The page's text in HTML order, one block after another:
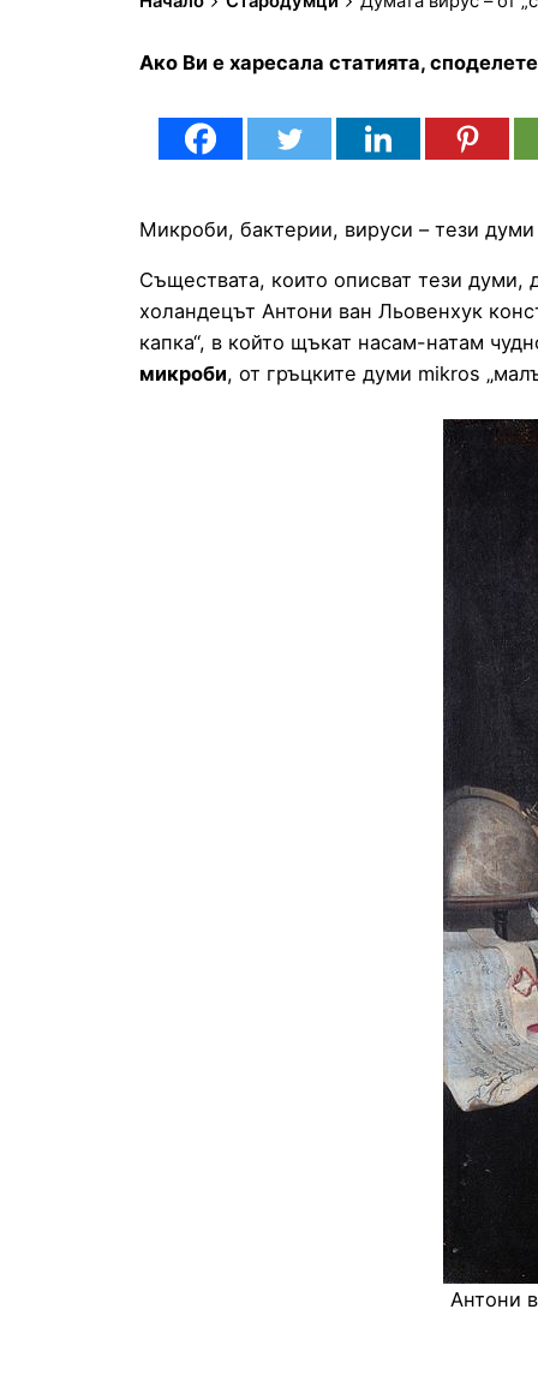
Ако Ви е харесала статията,
Микроби, бактерии, вируси – тези
Съществата, които описват тези думи,
холандецът Антони ван Льовенхук
капка“, в който щъкат насам-натам
микроби, от гръцките думи mikros
Антони